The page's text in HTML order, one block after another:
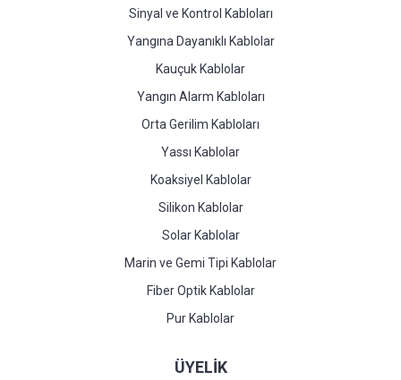
Sinyal ve Kontrol Kabloları
Yangına Dayanıklı Kablolar
Kauçuk Kablolar
Yangın Alarm Kabloları
Orta Gerilim Kabloları
Yassı Kablolar
Koaksiyel Kablolar
Silikon Kablolar
Solar Kablolar
Marin ve Gemi Tipi Kablolar
Fiber Optik Kablolar
Pur Kablolar
ÜYELİK